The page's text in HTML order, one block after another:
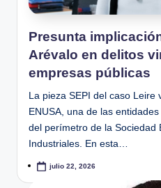
Presunta
Arévalo en delitos
empresas públicas
La pieza SEPI del caso
ENUSA, una de las
del perímetro de la Sociedad
Industriales. En esta…
julio 22, 2026